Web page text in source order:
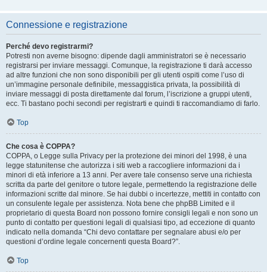
Connessione e registrazione
Perché devo registrarmi?
Potresti non averne bisogno: dipende dagli amministratori se è necessario
registrarsi per inviare messaggi. Comunque, la registrazione ti darà accesso
ad altre funzioni che non sono disponibili per gli utenti ospiti come l’uso di
un’immagine personale definibile, messaggistica privata, la possibilità di
inviare messaggi di posta direttamente dal forum, l’iscrizione a gruppi utenti,
ecc. Ti bastano pochi secondi per registrarti e quindi ti raccomandiamo di farlo.
Top
Che cosa è COPPA?
COPPA, o Legge sulla Privacy per la protezione dei minori del 1998, è una
legge statunitense che autorizza i siti web a raccogliere informazioni da i
minori di età inferiore a 13 anni. Per avere tale consenso serve una richiesta
scritta da parte del genitore o tutore legale, permettendo la registrazione delle
informazioni scritte dal minore. Se hai dubbi o incertezze, mettiti in contatto con
un consulente legale per assistenza. Nota bene che phpBB Limited e il
proprietario di questa Board non possono fornire consigli legali e non sono un
punto di contatto per questioni legali di qualsiasi tipo, ad eccezione di quanto
indicato nella domanda “Chi devo contattare per segnalare abusi e/o per
questioni d’ordine legale concernenti questa Board?”.
Top